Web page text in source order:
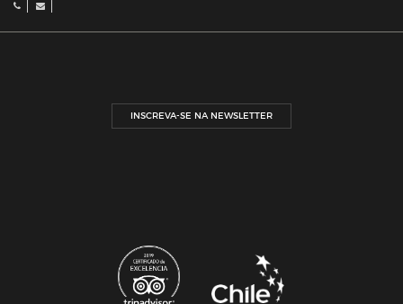
INSCREVA-SE NA NEWSLETTER